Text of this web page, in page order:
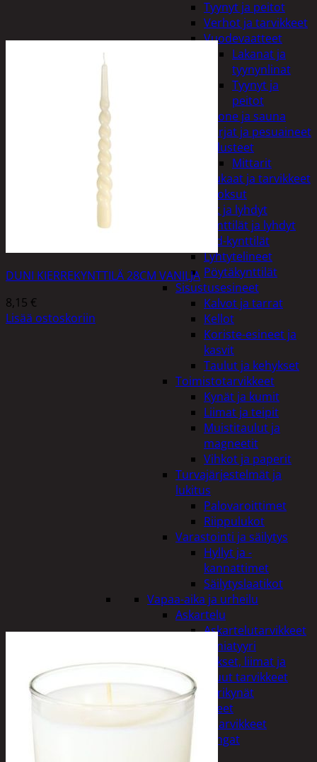
Tyynyt ja peitot
Verhot ja tarvikkeet
Vuodevaatteet
Lakanat ja
tyynynlinat
Tyynyt ja
peitot
Kylpyhuone ja sauna
Harjat ja pesuaineet
Kalusteet
Mittarit
Kiukaat ja tarvikkeet
Tuoksut
Kynttilät ja lyhdyt
Kynttilät ja lyhdyt
Led-kynttilät
Lyhtytelineet
Pöytäkynttilät
Sisustusesineet
Kalvot ja tarrat
Kellot
Koriste-esineet ja
kasvit
Taulut ja kehykset
Toimistotarvikkeet
Kynät ja kumit
Liimat ja teipit
Muistitaulut ja
magneetit
Vihkot ja paperit
Turvajärjestelmät ja
lukitus
Palovaroittimet
Riippulukot
Varastointi ja säilytys
Hyllyt ja -
kannattimet
Säilytyslaatikot
Vapaa-aika ja urheilu
Askartelu
Askartelutarvikkeet
Miniatyyri
Sakset, liimat ja
muut tarvikkeet
Värikynät
Harrasteet
Käsityötarvikkeet
Langat
DUNI KIERREKYNTTILÄ 28CM VANILJA
8,15 €
Lisää ostoskoriin